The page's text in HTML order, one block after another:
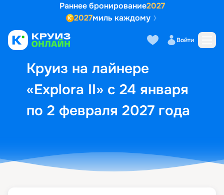
Раннее бронирование2027
2027миль каждому
Войти
Круиз на лайнере
«Explora II» с 24 января
по 2 февраля 2027 года
Выбор кают Маршрут и